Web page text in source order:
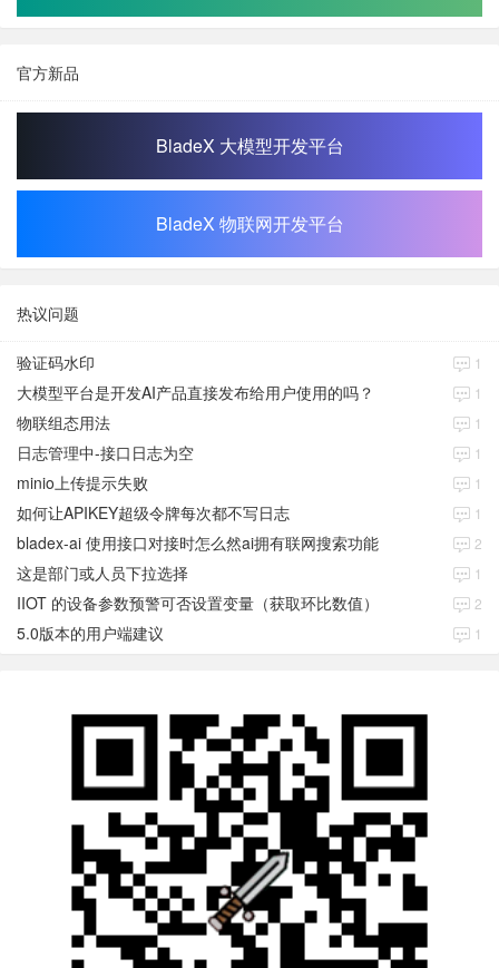
官方新品
BladeX 大模型开发平台
BladeX 物联网开发平台
热议问题
验证码水印 1
大模型平台是开发AI产品直接发布给用户使用的吗？ 1
物联组态用法 1
日志管理中-接口日志为空 1
minio上传提示失败 1
如何让APIKEY超级令牌每次都不写日志 1
bladex-ai 使用接口对接时怎么然ai拥有联网搜索功能 2
这是部门或人员下拉选择 1
IIOT 的设备参数预警可否设置变量（获取环比数值） 2
5.0版本的用户端建议 1